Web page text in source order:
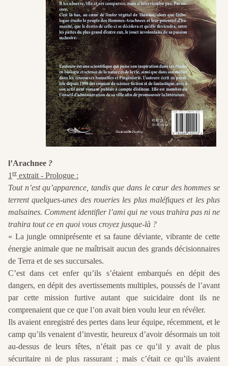
l’Arachnee ?
1 er extrait - Prologue :
Tout n’est qu’apparence, tandis que dans le cœur des hommes se
terrent quelques-unes des roueries les plus maléfiques et les plus
malsaines. Comment identifier l’ami qui ne vous trahira pas ni ne
trahira tout ce en quoi vous croyez jusque-là ?
« La jungle omniprésente et sa faune déviante, vibrante de cette
énergie animale que ne maîtrisait aucun des grands décisionnaires
de Terra et de ses succursales.
C’est dans cet enfer qu’ils s’étaient embarqués en dépit des
dangers, en dépit des avertissements multiples, poussés de l’avant
par cette mission furtive autant que suicidaire dont ils ne
comprenaient que ce que l’on avait bien voulu leur en révéler.
Ils avaient enregistré des pertes dans leur équipe, récemment, et le
camp qu’ils venaient d’investir, heureux d’avoir désormais un toit
au-dessus de leurs têtes, n’était pas ce qu’il y avait de plus
sécuritaire ni de plus rassurant ; mais c’était ce qu’ils avaient